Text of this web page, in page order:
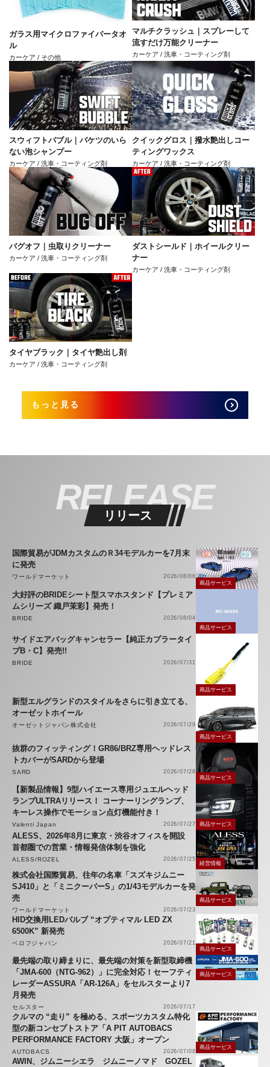
ガラス用マイクロファイバータオ
ル
カーケア / その他
マルチクラッシュ｜スプレーして
流すだけ万能クリーナー
カーケア / 洗車・コーティング剤
スウィフトバブル｜バケツのいら
ない泡シャンプー
カーケア / 洗車・コーティング剤
クイックグロス｜撥水艶出しコー
ティングワックス
カーケア / 洗車・コーティング剤
バグオフ｜虫取りクリーナー
カーケア / 洗車・コーティング剤
ダストシールド｜ホイールクリー
ナー
カーケア / 洗車・コーティング剤
タイヤブラック｜タイヤ艶出し剤
カーケア / 洗車・コーティング剤
もっと見る
RELEASE
リリース
国際貿易がJDMカスタムのＲ34モデルカーを7月末
に発売
ワールドマーケット
2026/08/06
商品サービス
大好評のBRIDEシート型スマホスタンド【プレミア
ムシリーズ 織戸茉彩】発売！
BRIDE
2026/08/04
商品サービス
サイドエアバッグキャンセラー【純正カプラータイ
プB・C】発売!!
BRIDE 2026/07/31
商品サービス
新型エルグランドのスタイルをさらに引き立てる、
オーゼットホイール
オーゼットジャパン株式会社
2026/07/29
商品サービス
抜群のフィッティング！GR86/BRZ専用ヘッドレス
トカバーがSARDから登場
SARD
2026/07/28
商品サービス
【新製品情報】9型ハイエース専用ジュエルヘッド
ランプULTRAリリース！ コーナーリングランプ、
キーレス操作でモーション点灯機能付き！
Valenti Japan 2026/07/27 商品サービス
ALESS、2026年8月に東京・渋谷オフィスを開設
首都圏での営業・情報発信体制を強化
ALESS/ROZEL 2026/07/25
経営情報
株式会社国際貿易、往年の名車「スズキジムニー
SJ410」と「ミニクーパーS」の1/43モデルカーを発
売
ワールドマーケット 2026/07/23
商品サービス
HID交換用LEDバルブ “オプティマル LED ZX
6500K” 新発売
ベロフジャパン
2026/07/21
商品サービス
最先端の取り締まりに、最先端の対策を新型取締機
「JMA-600（NTG-962）」に完全対応！セーフティ
レーダーASSURA「AR-126A」をセルスターより7
月発売
セルスター 2026/07/17
商品サービス
クルマの “走り” を極める、スポーツカスタム特化
型の新コンセプトストア「A PIT AUTOBACS
PERFORMANCE FACTORY 大阪」オープン
AUTOBACS 2026/07/08
商品サービス
AWIN、ジムニーシエラ ジムニーノマド GOZEL